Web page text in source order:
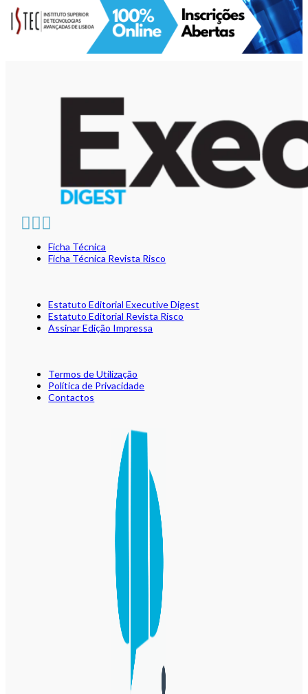
Ficha Técnica
Ficha Técnica Revista Risco
Estatuto Editorial Executive Digest
Estatuto Editorial Revista Risco
Assinar Edição Impressa
Termos de Utilização
Política de Privacidade
Contactos